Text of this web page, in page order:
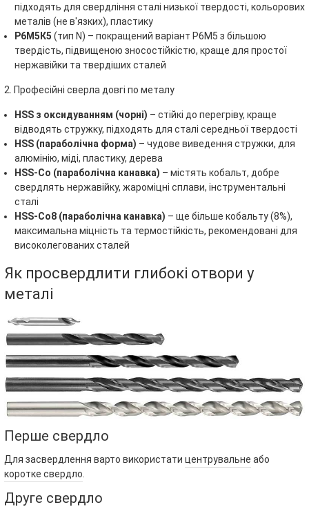
підходять для свердління сталі низької твердості, кольорових
металів (не в'язких), пластику
Р6М5К5 (тип N) – покращений варіант Р6М5 з більшою
твердість, підвищеною зносостійкістю, краще для простої
нержавійки та твердіших сталей
2. Професійні сверла довгі по металу
HSS з оксидуванням (чорні) – стійкі до перегріву, краще
відводять стружку, підходять для сталі середньої твердості
HSS (параболічна форма) – чудове виведення стружки, для
алюмінію, міді, пластику, дерева
HSS-Co (параболічна канавка) – містять кобальт, добре
свердлять нержавійку, жароміцні сплави, інструментальні
сталі
HSS-Co8 (параболічна канавка) – ще більше кобальту (8%),
максимальна міцність та термостійкість, рекомендовані для
високолегованих сталей
Як просвердлити глибокі отвори у
металі
Перше свердло
Для засвердлення варто використати центрувальне або
коротке свердло
Друге свердло